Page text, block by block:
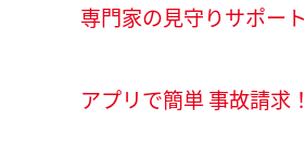
専門家の見守りサポート
アプリで簡単 事故請求！